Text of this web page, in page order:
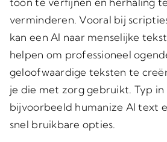
verminderen. Vooral bij
kan een AI naar menselijke
helpen om professioneel
geloofwaardige teksten te
je die met zorg gebruikt. Typ in
bijvoorbeeld humanize AI text
snel bruikbare opties.